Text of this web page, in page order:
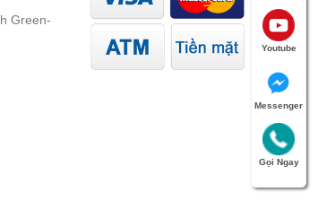
Green-
Youtube
Messenger
Gọi Ngay